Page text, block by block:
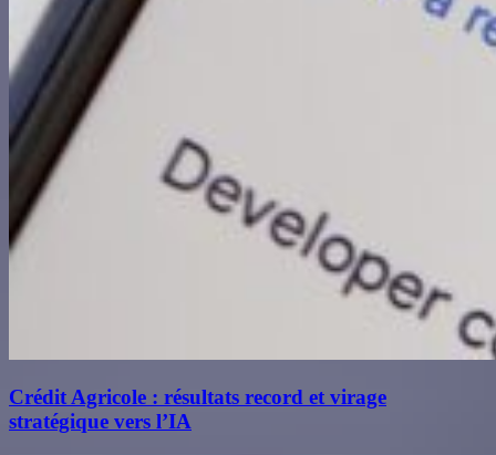
Crédit Agricole : résultats record et virage
stratégique vers l’IA